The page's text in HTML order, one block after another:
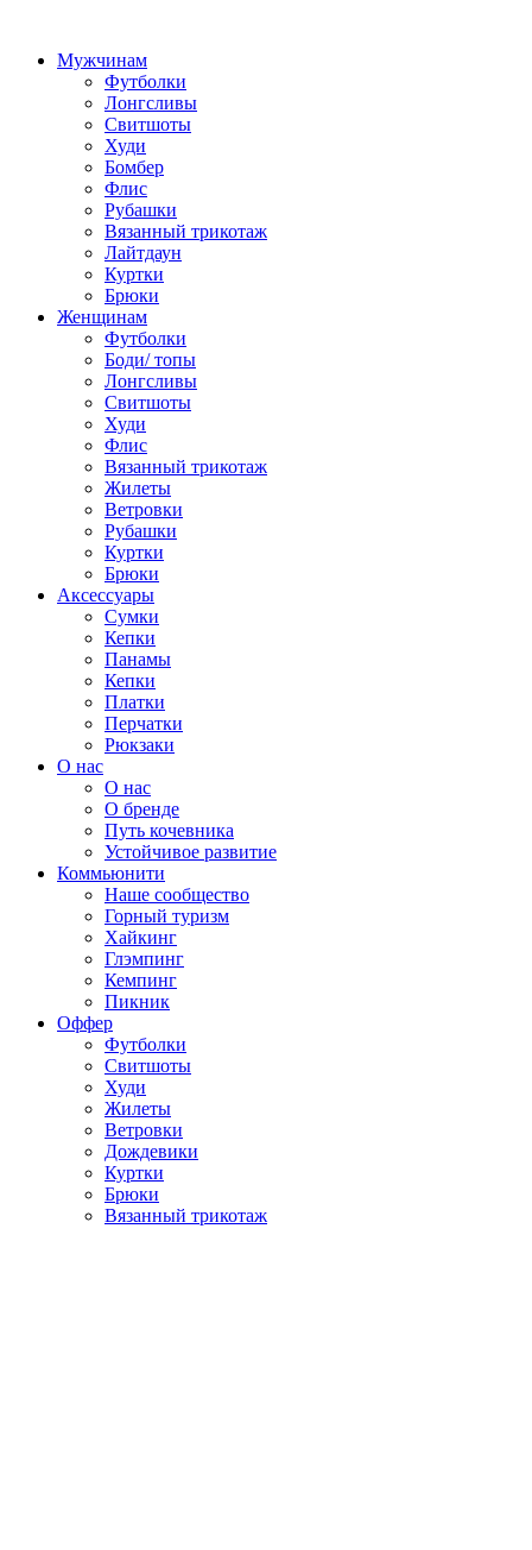
Мужчинам
Футболки
Лонгсливы
Свитшоты
Худи
Бомбер
Флис
Рубашки
Вязанный трикотаж
Лайтдаун
Куртки
Брюки
Женщинам
Футболки
Боди/ топы
Лонгсливы
Свитшоты
Худи
Флис
Вязанный трикотаж
Жилеты
Ветровки
Рубашки
Куртки
Брюки
Аксессуары
Сумки
Кепки
Панамы
Кепки
Платки
Перчатки
Рюкзаки
О нас
О нас
О бренде
Путь кочевника
Устойчивое развитие
Коммьюнити
Наше сообщество
Горный туризм
Хайкинг
Глэмпинг
Кемпинг
Пикник
Оффер
Футболки
Свитшоты
Худи
Жилеты
Ветровки
Дождевики
Куртки
Брюки
Вязанный трикотаж